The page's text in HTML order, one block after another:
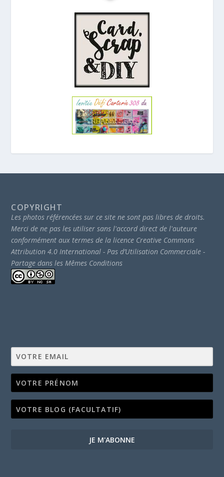
COPYRIGHT
Les photos référencées sur ce site ne sont pas libres de droits.
Merci de ne pas les utiliser sans l'accord direct de l'auteure
conformément aux termes de la licence Creative Commons
Attribution 4.0 International - Pas d’Utilisation Commerciale -
Partage dans les Mêmes Conditions
JE M'ABONNE